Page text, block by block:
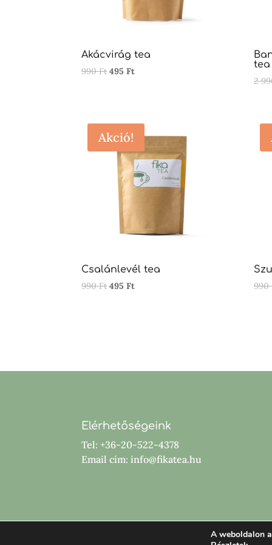
Akácvirág tea
990FtOriginal
495FtCurrent
tea
2
Akció!
Csalánlevél tea
990FtOriginal
495Ft
990
Elérhetőségeink
Tel: +36-20-522-4378
Email cím: info@fikatea.hu
A weboldalon